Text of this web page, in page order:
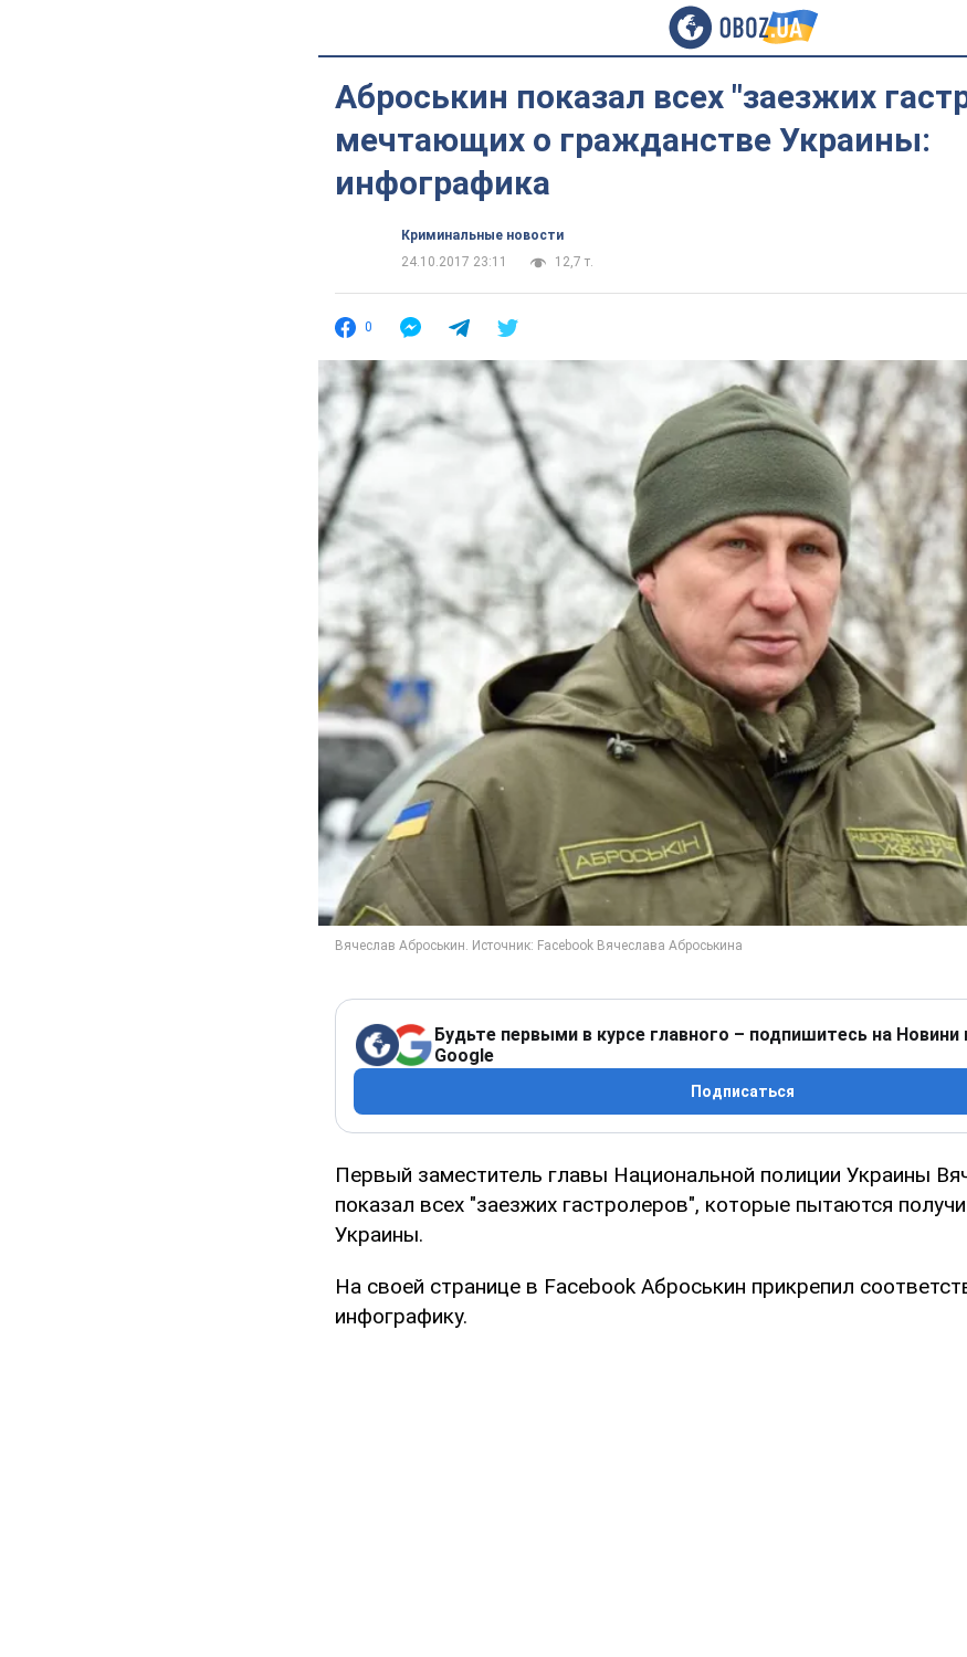
Аброськин показал всех "заезжих
мечтающих о гражданстве Украины:
инфографика
Криминальные новости
24.10.2017 23:11
12,7 т.
0
Будьте первыми в курсе главного – подпишитесь на Новини
Google
Подписаться
Первый заместитель главы Национальной полиции Украины
показал всех "заезжих гастролеров", которые пытаются
Украины.
На своей странице в Facebook Аброськин прикрепил
инфографику.